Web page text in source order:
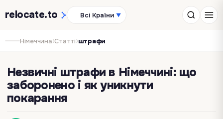
relocate.to Всі Країни ▼
Німеччина›Статті›штрафи
Незвичні штрафи в Німеччині: що
заборонено і як уникнути
покарання